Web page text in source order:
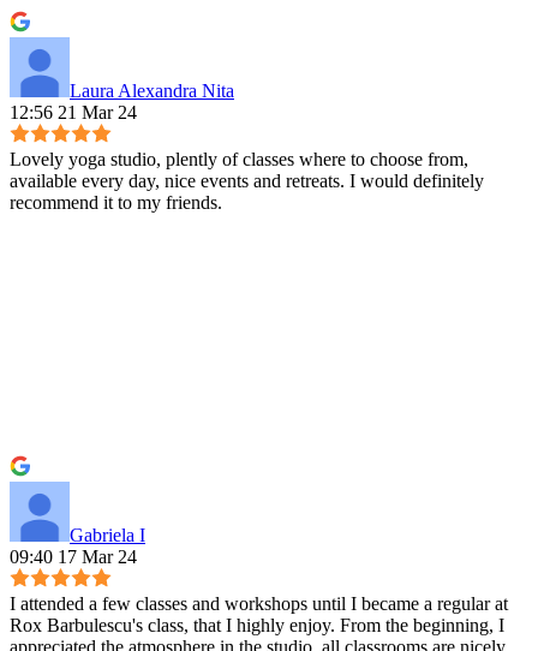
Laura Alexandra Nita
12:56 21 Mar 24
Lovely yoga studio, plently of classes where to choose from,
available every day, nice events and retreats. I would definitely
recommend it to my friends.
Gabriela I
09:40 17 Mar 24
I attended a few classes and workshops until I became a regular at
Rox Barbulescu's class, that I highly enjoy. From the beginning, I
appreciated the atmosphere in the studio, all classrooms are nicely